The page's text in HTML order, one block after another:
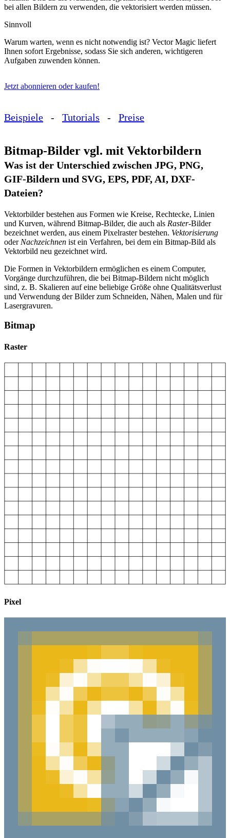
bei allen Bildern zu verwenden, die vektorisiert werden müssen.
Sinnvoll
Warum warten, wenn es nicht notwendig ist? Vector Magic liefert
Ihnen sofort Ergebnisse, sodass Sie sich anderen, wichtigeren
Aufgaben zuwenden können.
Jetzt abonnieren oder kaufen!
Beispiele - Tutorials - Preise
Bitmap-Bilder vgl. mit Vektorbildern
Was ist der Unterschied zwischen JPG, PNG,
GIF-Bildern und SVG, EPS, PDF, AI, DXF-
Dateien?
Vektorbilder bestehen aus Formen wie Kreise, Rechtecke, Linien
und Kurven, während Bitmap-Bilder, die auch als Raster-Bilder
bezeichnet werden, aus einem Pixelraster bestehen. Vektorisierung
oder Nachzeichnen ist ein Verfahren, bei dem ein Bitmap-Bild als
Vektorbild neu gezeichnet wird.
Die Formen in Vektorbildern ermöglichen es einem Computer,
Vorgänge durchzuführen, die bei Bitmap-Bildern nicht möglich
sind, z. B. Skalieren auf eine beliebige Größe ohne Qualitätsverlust
und Verwendung der Bilder zum Schneiden, Nähen, Malen und für
Lasergravuren.
Bitmap
Raster
Pixel